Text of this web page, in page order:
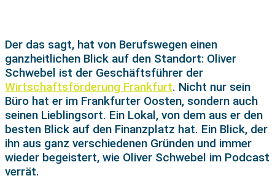
Der das sagt, hat von Berufswegen einen
ganzheitlichen Blick auf den Standort: Oliver
Schwebel ist der Geschäftsführer der
Wirtschaftsförderung Frankfurt. Nicht nur sein
Büro hat er im Frankfurter Oosten, sondern auch
seinen Lieblingsort. Ein Lokal, von dem aus er den
besten Blick auf den Finanzplatz hat. Ein Blick, der
ihn aus ganz verschiedenen Gründen und immer
wieder begeistert, wie Oliver Schwebel im Podcast
verrät.